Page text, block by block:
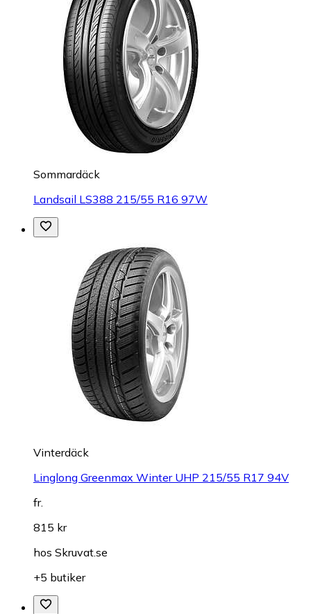
Sommardäck
Landsail LS388 215/55 R16 97W
Vinterdäck
Linglong Greenmax Winter UHP 215/55 R17 94V
fr.
815 kr
hos Skruvat.se
+5 butiker